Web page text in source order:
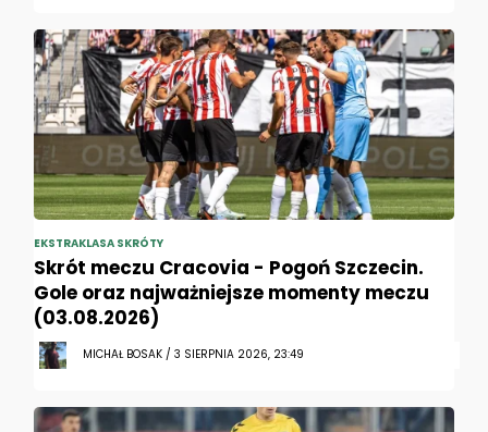
EKSTRAKLASA SKRÓTY
Skrót meczu Cracovia - Pogoń Szczecin.
Gole oraz najważniejsze momenty meczu
(03.08.2026)
MICHAŁ BOSAK / 3 SIERPNIA 2026, 23:49